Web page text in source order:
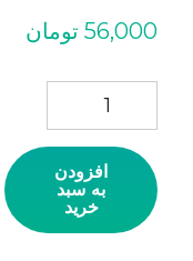
56,000 تومان
افزودن
به سبد
خرید